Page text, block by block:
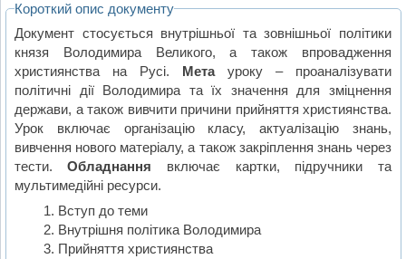
Короткий опис документу
Документ стосується внутрішньої та зовнішньої політики
князя Володимира Великого, а також впровадження
християнства на Русі. Метауроку – проаналізувати
політичні дії Володимира та їх значення для зміцнення
держави, а також вивчити причини прийняття християнства.
Урок включає організацію класу, актуалізацію знань,
вивчення нового матеріалу, а також закріплення знань через
тести.Обладнання включає картки, підручники та
мультимедійні ресурси.
Вступ до теми
Внутрішня політика Володимира
Прийняття християнства